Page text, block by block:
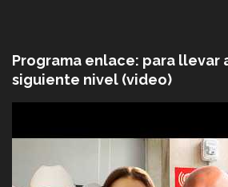
Programa enlace: para llevar
siguiente nivel (video)